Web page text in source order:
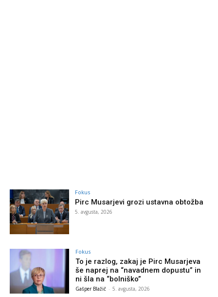
Fokus
Pirc Musarjevi grozi ustavna obtožba
5. avgusta, 2026
Fokus
To je razlog, zakaj je Pirc Musarjeva
še naprej na “navadnem dopustu” in
ni šla na “bolniško”
Gašper Blažič - 5. avgusta, 2026